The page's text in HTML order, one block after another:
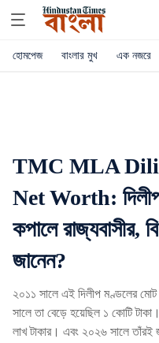
হোমপেজ বাংলার মুখ এক নজরে
TMC MLA
Net Worth: দিলীপ
কপালে রাজ্যবাসীর,
জানেন?
২০১১ সালে এই দিলীপ মণ্ডলের
সালে তা বেড়ে হয়েছিল ১ কোটি
লাখ টাকার। এবং ২০২৬ সালে তাঁরই